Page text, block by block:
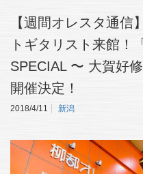
【週間オレスタ通信
トギタリスト来館！
SPECIAL 〜 大賀好
開催決定！
2018/4/11 新潟